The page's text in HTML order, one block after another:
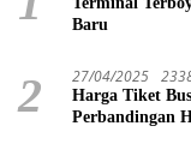
Baru
2 27/04/2025
Harga Tiket
Perbandingan